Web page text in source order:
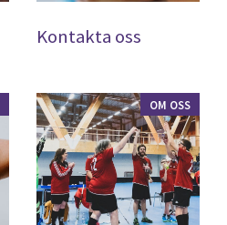
Kontakta oss
OM OSS